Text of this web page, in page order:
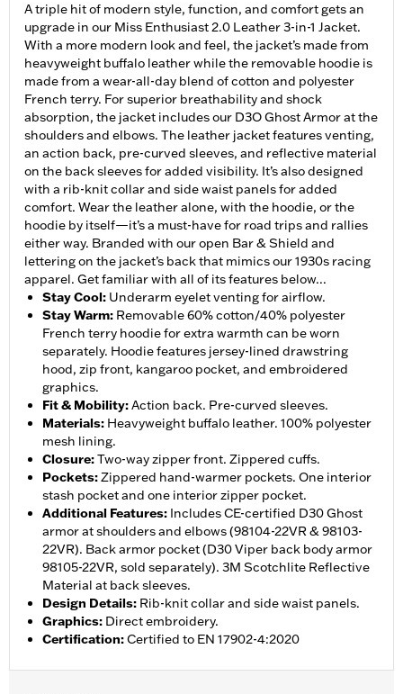
A triple hit of modern style, function, and comfort gets an
upgrade in our Miss Enthusiast 2.0 Leather 3-in-1 Jacket.
With a more modern look and feel, the jacket’s made from
heavyweight buffalo leather while the removable hoodie is
made from a wear-all-day blend of cotton and polyester
French terry. For superior breathability and shock
absorption, the jacket includes our D3O Ghost Armor at the
shoulders and elbows. The leather jacket features venting,
an action back, pre-curved sleeves, and reflective material
on the back sleeves for added visibility. It’s also designed
with a rib-knit collar and side waist panels for added
comfort. Wear the leather alone, with the hoodie, or the
hoodie by itself—it’s a must-have for road trips and rallies
either way. Branded with our open Bar & Shield and
lettering on the jacket’s back that mimics our 1930s racing
apparel. Get familiar with all of its features below...
Stay Cool: Underarm eyelet venting for airflow.
Stay Warm: Removable 60% cotton/40% polyester
French terry hoodie for extra warmth can be worn
separately. Hoodie features jersey-lined drawstring
hood, zip front, kangaroo pocket, and embroidered
graphics.
Fit & Mobility:Action back. Pre-curved sleeves.
Materials: Heavyweight buffalo leather. 100% polyester
mesh lining.
Closure:Two-way zipper front. Zippered cuffs.
Pockets:Zippered hand-warmer pockets. One interior
stash pocket and one interior zipper pocket.
Additional Features: Includes CE-certified D30 Ghost
armor at shoulders and elbows (98104-22VR & 98103-
22VR). Back armor pocket (D30 Viper back body armor
98105-22VR, sold separately). 3M Scotchlite Reflective
Material at back sleeves.
Design Details: Rib-knit collar and side waist panels.
Graphics: Direct embroidery.
Certification:Certified to EN 17902-4:2020